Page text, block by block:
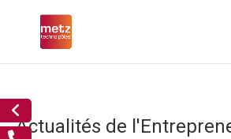
Actualités de